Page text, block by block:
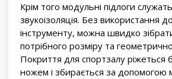
Крім того модульні підлоги
звукоізоляція. Без використання
інструменту, можна швидко
потрібного розміру та
Покриття для спортзалу ріжеться
ножем і збирається за допомогою